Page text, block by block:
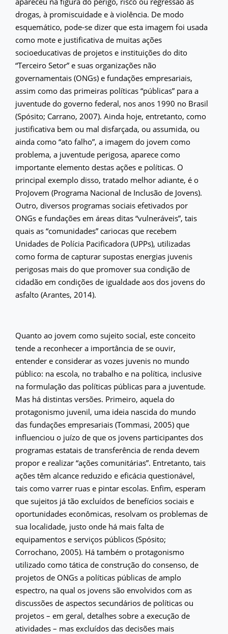
drogas, à promiscuidade e à violência. De modo
esquemático, pode-se dizer que esta imagem foi usada
como mote e justificativa de muitas ações
socioeducativas de projetos e instituições do dito
“Terceiro Setor” e suas organizações não
governamentais (ONGs) e fundações empresariais,
assim como das primeiras políticas “públicas” para a
juventude do governo federal, nos anos 1990 no Brasil
(Spósito; Carrano, 2007). Ainda hoje, entretanto, como
justificativa bem ou mal disfarçada, ou assumida, ou
ainda como “ato falho”, a imagem do jovem como
problema, a juventude perigosa, aparece como
importante elemento destas ações e políticas. O
principal exemplo disso, tratado melhor adiante, é o
ProJovem (Programa Nacional de Inclusão de Jovens).
Outro, diversos programas sociais efetivados por
ONGs e fundações em áreas ditas “vulneráveis”, tais
quais as “comunidades” cariocas que recebem
Unidades de Polícia Pacificadora (UPPs), utilizadas
como forma de capturar supostas energias juvenis
perigosas mais do que promover sua condição de
cidadão em condições de igualdade aos dos jovens do
asfalto (Arantes, 2014).
Quanto ao jovem como sujeito social, este conceito
tende a reconhecer a importância de se ouvir,
entender e considerar as vozes juvenis no mundo
público: na escola, no trabalho e na política, inclusive
na formulação das políticas públicas para a juventude.
Mas há distintas versões. Primeiro, aquela do
protagonismo juvenil, uma ideia nascida do mundo
das fundações empresariais (Tommasi, 2005) que
influenciou o juízo de que os jovens participantes dos
programas estatais de transferência de renda devem
propor e realizar “ações comunitárias”. Entretanto, tais
ações têm alcance reduzido e eficácia questionável,
tais como varrer ruas e pintar escolas. Enfim, esperam
que sujeitos já tão excluídos de benefícios sociais e
oportunidades econômicas, resolvam os problemas de
sua localidade, justo onde há mais falta de
equipamentos e serviços públicos (Spósito;
Corrochano, 2005). Há também o protagonismo
utilizado como tática de construção do consenso, de
projetos de ONGs a políticas públicas de amplo
espectro, na qual os jovens são envolvidos com as
discussões de aspectos secundários de políticas ou
projetos – em geral, detalhes sobre a execução de
atividades – mas excluídos das decisões mais